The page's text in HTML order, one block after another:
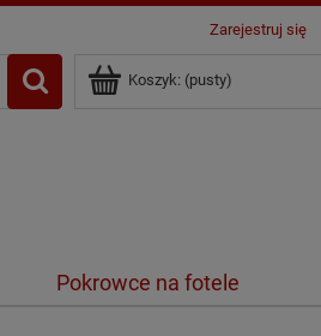
Zarejestruj się
Koszyk: (pusty)
Pokrowce na fotele